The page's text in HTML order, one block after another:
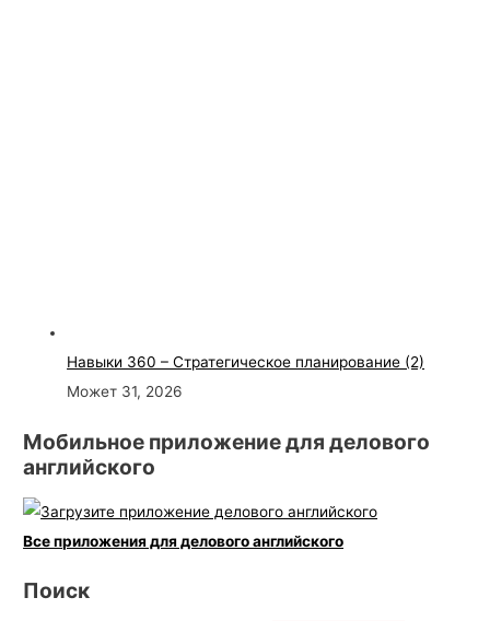
Навыки 360 – Стратегическое планирование (2)
Может 31, 2026
Мобильное приложение для делового
английского
Все приложения для делового английского
Поиск